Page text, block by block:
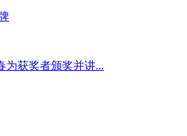
为获奖者颁奖并讲...